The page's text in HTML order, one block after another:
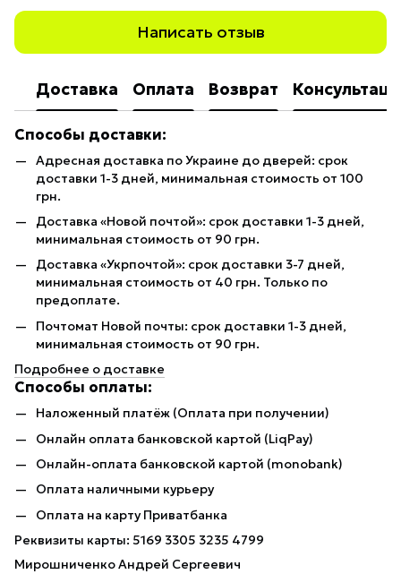
Написать отзыв
Доставка Оплата Возврат
Способы доставки:
Адресная доставка по Украине до дверей: срок
доставки 1-3 дней, минимальная стоимость от 100
грн.
Доставка «Новой почтой»: срок доставки 1-3 дней,
минимальная стоимость от 90 грн.
Доставка «Укрпочтой»: срок доставки 3-7 дней,
минимальная стоимость от 40 грн. Только по
предоплате.
Почтомат Новой почты: срок доставки 1-3 дней,
минимальная стоимость от 90 грн.
Подробнее о доставке
Способы оплаты:
Наложенный платёж (Оплата при получении)
Онлайн оплата банковской картой (LiqPay)
Онлайн-оплата банковской картой (monobank)
Оплата наличными курьеру
Оплата на карту Приватбанка
Реквизиты карты: 5169 3305 3235 4799
Мирошниченко Андрей Сергеевич